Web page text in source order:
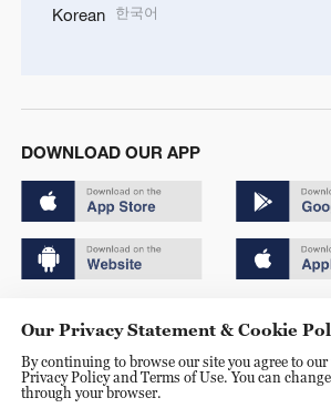
Korean 한국어
DOWNLOAD OUR APP
京ICP备20000184号
京公网安备 11010502050052号
Our Privacy Statement & Cookie
By continuing to browse our site you agree to our
Privacy Policy and Terms of Use. You can
through your browser.